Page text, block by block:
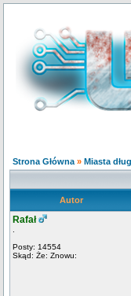
Strona Główna » Miasta
Autor
Rafał
Posty: 14554
Skąd: Że: Znowu: